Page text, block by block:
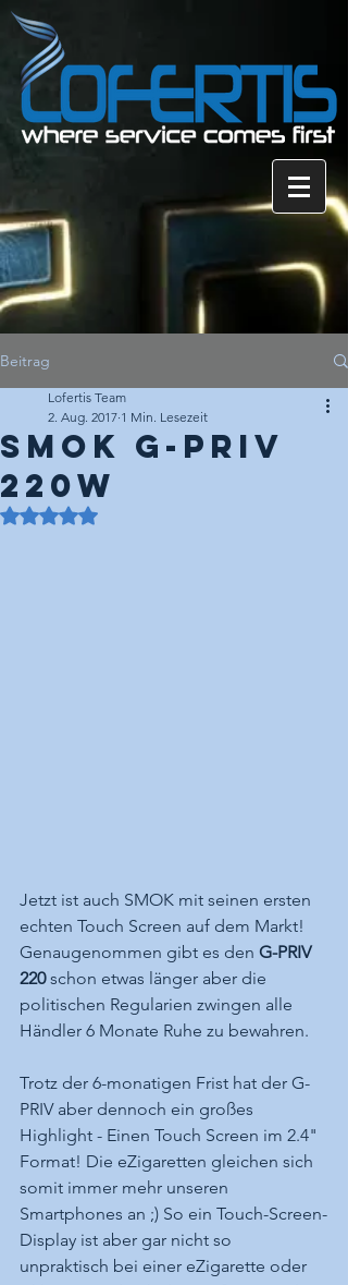
Beitrag
SMOK G-PRIV
220W
Lofertis Team
2. Aug. 2017 1 Min. Lesezeit
Mit NaN von 5 Sternen bewertet.
Jetzt ist auch SMOK mit seinen ersten
echten Touch Screen auf dem Markt!
Genaugenommen gibt es den G-PRIV
220 schon etwas länger aber die
politischen Regularien zwingen alle
Händler 6 Monate Ruhe zu bewahren.
Trotz der 6-monatigen Frist hat der G-
PRIV aber dennoch ein großes
Highlight - Einen Touch Screen im 2.4"
Format! Die eZigaretten gleichen sich
somit immer mehr unseren
Smartphones an ;) So ein Touch-Screen-
Display ist aber gar nicht so
unpraktisch bei einer eZigarette oder